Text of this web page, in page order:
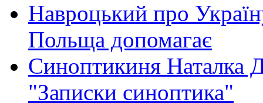
Навроцький про
Польща допомагає
Синоптикиня Наталка
"Записки синоптика"